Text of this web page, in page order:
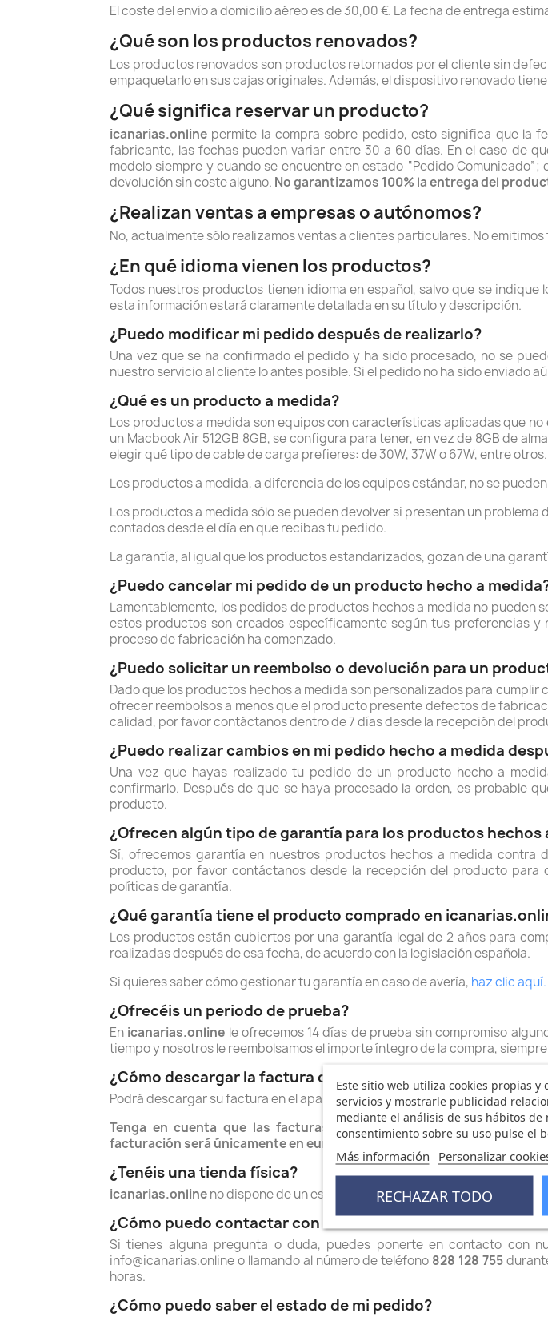
El coste del envío a domicilio aéreo es de 30,00 €. La fecha de entrega
¿Qué son los productos renovados?
Los productos renovados son productos retornados por el cliente sin
empaquetarlo en sus cajas originales. Además, el dispositivo renovado
¿Qué significa reservar un producto?
icanarias.online permite la compra sobre pedido, esto significa que la
fabricante, las fechas pueden variar entre 30 a 60 días. En el caso de
modelo siempre y cuando se encuentre en estado “Pedido
devolución sin coste alguno. No garantizamos 100% la entrega del
¿Realizan ventas a empresas o autónomos?
No, actualmente sólo realizamos ventas a clientes particulares. No
¿En qué idioma vienen los productos?
Todos nuestros productos tienen idioma en español, salvo que se
esta información estará claramente detallada en su título y descripción.
¿Puedo modificar mi pedido después de realizarlo?
Una vez que se ha confirmado el pedido y ha sido procesado, no se
nuestro servicio al cliente lo antes posible. Si el pedido no ha sido enviado
¿Qué es un producto a medida?
Los productos a medida son equipos con características aplicadas que
un Macbook Air 512GB 8GB, se configura para tener, en vez de 8GB de
elegir qué tipo de cable de carga prefieres: de 30W, 37W o 67W, entre otros.
Los productos a medida, a diferencia de los equipos estándar, no se
Los productos a medida sólo se pueden devolver si presentan un
contados desde el día en que recibas tu pedido.
La garantía, al igual que los productos estandarizados, gozan de una
¿Puedo cancelar mi pedido de un producto hecho a
Lamentablemente, los pedidos de productos hechos a medida no pueden
estos productos son creados específicamente según tus preferencias
proceso de fabricación ha comenzado.
¿Puedo solicitar un reembolso o devolución para un
Dado que los productos hechos a medida son personalizados para
ofrecer reembolsos a menos que el producto presente defectos de
calidad, por favor contáctanos dentro de 7 días desde la recepción del
¿Puedo realizar cambios en mi pedido hecho a medida
Una vez que hayas realizado tu pedido de un producto hecho a
confirmarlo. Después de que se haya procesado la orden, es probable
producto.
¿Ofrecen algún tipo de garantía para los productos hechos
Sí, ofrecemos garantía en nuestros productos hechos a medida
producto, por favor contáctanos desde la recepción del producto
políticas de garantía.
¿Qué garantía tiene el producto comprado en
Los productos están cubiertos por una garantía legal de 2 años para
realizadas después de esa fecha, de acuerdo con la legislación española.
Si quieres saber cómo gestionar tu garantía en caso de avería, haz clic aquí.
¿Ofrecéis un periodo de prueba?
En icanarias.online le ofrecemos 14 días de prueba sin compromiso
tiempo y nosotros le reembolsamos el importe íntegro de la compra,
¿Cómo descargar la factura de compra?
Podrá descargar su factura en el apartado "historial de pedidos" de su
Tenga en cuenta que las facturas emitidas son únicamente
facturación será únicamente en euros.
¿Tenéis una tienda física?
icanarias.onlineno dispone de un establecimiento comercial, somos 100%
¿Cómo puedo contactar con el servicio de atención al
Si tienes alguna pregunta o duda, puedes ponerte en contacto con
info@icanarias.online o llamando al número de teléfono 828 128 755
horas.
¿Cómo puedo saber el estado de mi pedido?
Este sitio web utiliza cookies propias
servicios y mostrarle publicidad
mediante el análisis de sus hábitos de
consentimiento sobre su uso pulse el
Más información Personalizar
RECHAZAR TODO